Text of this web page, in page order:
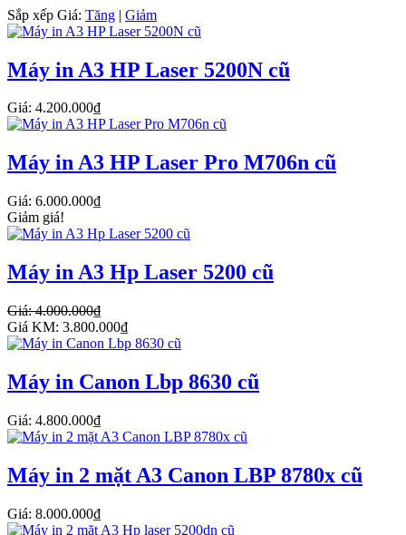
Sắp xếp Giá: Tăng | Giảm
Máy in A3 HP Laser 5200N cũ
Giá: 4.200.000₫
Máy in A3 HP Laser Pro M706n cũ
Giá: 6.000.000₫
Giảm giá!
Máy in A3 Hp Laser 5200 cũ
Giá: 4.000.000₫
Giá KM: 3.800.000₫
Máy in Canon Lbp 8630 cũ
Giá: 4.800.000₫
Máy in 2 mặt A3 Canon LBP 8780x cũ
Giá: 8.000.000₫